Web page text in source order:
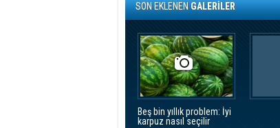
SON EKLENENGALERİLER
Beş bin yıllık problem: İyi
karpuz nasıl seçilir